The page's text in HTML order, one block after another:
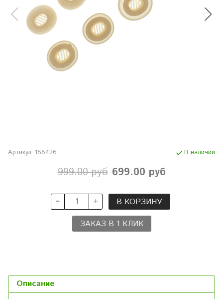
Артикул: 166426 В наличии
999.00 руб 699.00 руб
В КОРЗИНУ
ЗАКАЗ В 1 КЛИК
Описание